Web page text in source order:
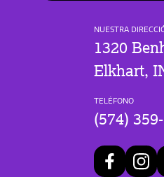
NUESTRA
1320
Elkhart,
TELÉFONO
(574)